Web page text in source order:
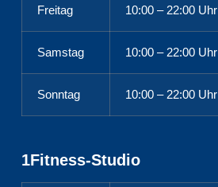
Freitag 10:00 – 22:00 Uhr
Samstag 10:00 – 22:00 Uhr
Sonntag 10:00 – 22:00 Uhr
1Fitness-Studio